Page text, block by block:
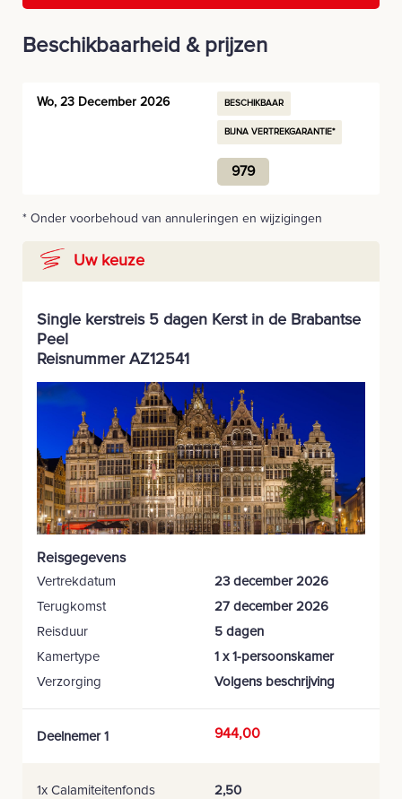
Beschikbaarheid & prijzen
Wo, 23 December 2026 BESCHIKBAAR
BIJNA VERTREKGARANTIE*
979
* Onder voorbehoud van annuleringen en wijzigingen
Uw keuze
Single kerstreis 5 dagen Kerst in de Brabantse
Peel
Reisnummer AZ12541
Reisgegevens
Vertrekdatum
23 december 2026
Terugkomst
27 december 2026
Reisduur
5 dagen
Kamertype
1 x 1-persoonskamer
Verzorging
Volgens beschrijving
Deelnemer 1 944,00
1x Calamiteitenfonds
2,50